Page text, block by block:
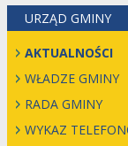
URZĄD GMINY
AKTUALNOŚCI
WŁADZE GMINY
RADA GMINY
WYKAZ